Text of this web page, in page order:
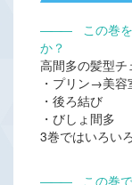
―――この巻を
か？
高間多の髪型チ
・プリン→美
・後ろ結び
・びしょ間多
3巻ではいろい
―――この巻で